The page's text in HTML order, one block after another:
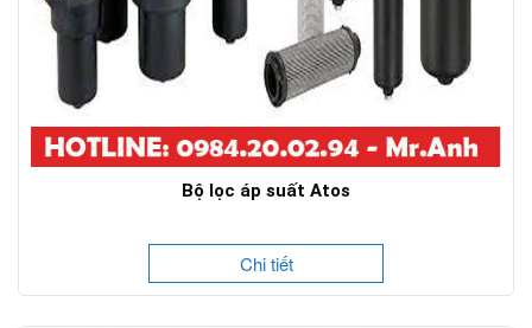
Bộ lọc áp suất Atos
Chi tiết